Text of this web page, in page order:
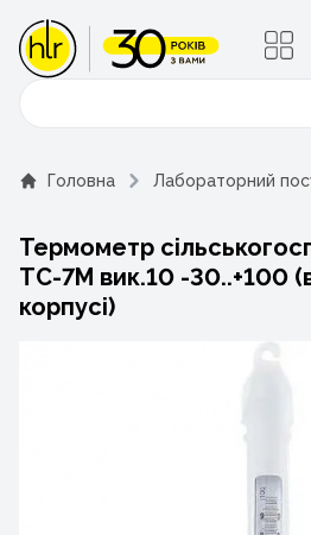
Поиск
Головна Лабораторний
Термометр
ТС-7М вик.10 -30..+100
корпусі)